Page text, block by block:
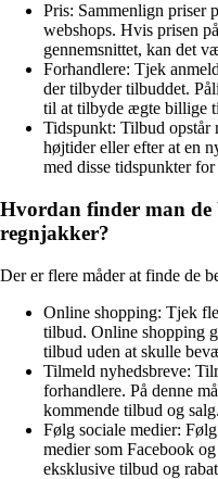
Pris: Sammenlign priser
webshops. Hvis prisen
gennemsnittet, kan det
Forhandlere: Tjek
der tilbyder tilbuddet.
til at tilbyde ægte billige
Tidspunkt: Tilbud opstår
højtider eller efter at en
med disse tidspunkter
Hvordan finder man de
regnjakker?
Der er flere måder at finde de
Online shopping: Tjek
tilbud. Online shopping
tilbud uden at skulle
Tilmeld nyhedsbreve:
forhandlere. På denne
kommende tilbud og salg.
Følg sociale medier:
medier som Facebook
eksklusive tilbud og